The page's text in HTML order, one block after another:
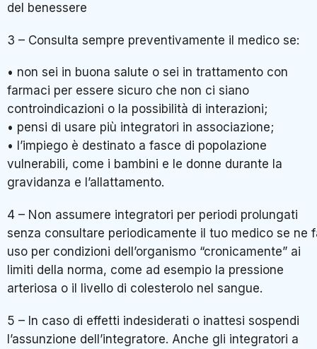
del benessere
3 – Consulta sempre preventivamente il medico se:
• non sei in buona salute o sei in trattamento con
farmaci per essere sicuro che non ci siano
controindicazioni o la possibilità di interazioni;
• pensi di usare più integratori in associazione;
• l’impiego è destinato a fasce di popolazione
vulnerabili, come i bambini e le donne durante la
gravidanza e l’allattamento.
4 – Non assumere integratori per periodi prolungati
senza consultare periodicamente il tuo medico se ne
uso per condizioni dell’organismo “cronicamente” ai
limiti della norma, come ad esempio la pressione
arteriosa o il livello di colesterolo nel sangue.
5 – In caso di effetti indesiderati o inattesi sospendi
l’assunzione dell’integratore. Anche gli integratori a